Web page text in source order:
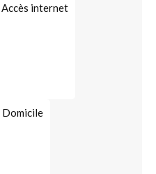
Accès internet
Domicile